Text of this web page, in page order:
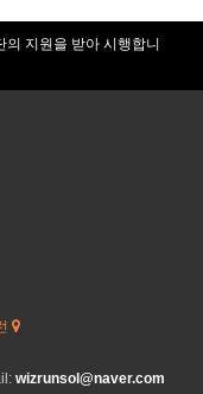
지원을 받아 시행합니
wizrunsol@naver.com